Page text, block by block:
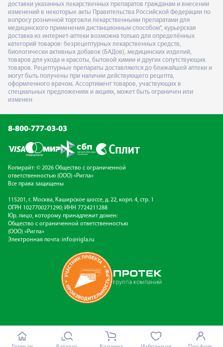
доставки указанных лекарственных препаратов гражданам и внесении
изменений в некоторые акты Правительства Российской Федерации по
вопросу розничной торговли лекарственными препаратами для
медицинского применения дистанционным способом", курьерская
доставка из интернет-аптеки возможна только для определённых
категорий товаров: безрецептурных лекарственных средств,
биологически активных добавок (БАДов), медицинских изделий,
товаров для ухода и красоты, бытовой химии и других сопутствующих
товаров. Рецептурные препараты доставляются до ближайшей аптеки и
могут быть получены при наличии действующего рецепта,
оформленного врачом. Ассортимент товаров, участвующих в
специальных предложениях и акциях, может быть ограничен или
изменен
8-800-777-03-03
Копирайт: © 2026 Общество с ограниченной
ответственностью (ООО) «Ригла»
Все права защищены
115201, г. Москва, Каширское шоссе, д. 22, корп. 4, стр. 1
ОГРН 1027700271290; ИНН 7724211288
Юр. лицо, которому принадлежит домен:
Общество с ограниченной ответственностью
(ООО) «Ригла»
Электронная почта: info@rigla.ru